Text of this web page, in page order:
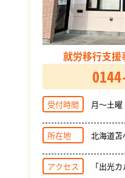
就労移行支
受付時間 月～土
所在地 北海道
アクセス 「出光